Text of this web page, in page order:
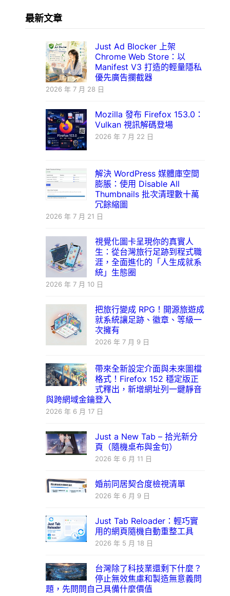
最新文章
Just Ad Blocker 上架
Chrome Web Store：以
Manifest V3 打造的輕量隱私
優先廣告攔截器
2026 年 7 月 28 日
Mozilla 發布 Firefox 153.0：
Vulkan 視訊解碼登場
2026 年 7 月 22 日
解決 WordPress 媒體庫空間
膨脹：使用 Disable All
Thumbnails 批次清理數十萬
冗餘縮圖
2026 年 7 月 21 日
視覺化圖卡呈現你的真實人
生：從台灣旅行足跡到程式職
涯，全面進化的「人生成就系
統」生態圈
2026 年 7 月 10 日
把旅行變成 RPG！開源旅遊成
就系統讓足跡、徽章、等級一
次擁有
2026 年 7 月 9 日
帶來全新設定介面與未來圖檔
格式！Firefox 152 穩定版正
式釋出，新增網址列一鍵靜音
與跨網域金鑰登入
2026 年 6 月 17 日
Just a New Tab – 拾光新分
頁（隨機桌布與金句）
2026 年 6 月 11 日
婚前同居契合度檢視清單
2026 年 6 月 9 日
Just Tab Reloader：輕巧實
用的網頁隨機自動重整工具
2026 年 5 月 18 日
台灣除了科技業還剩下什麼？
停止無效焦慮和製造無意義問
題，先問問自己具備什麼價值